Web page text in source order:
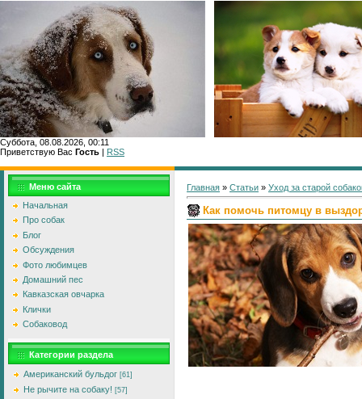
Суббота, 08.08.2026, 00:11
Приветствую Вас Гость | RSS
Меню сайта
Начальная
Про собак
Блог
Обсуждения
Фото любимцев
Домашний пес
Кавказская овчарка
Клички
Собаковод
Категории раздела
Американский бульдог [61]
Не рычите на собаку! [57]
Главная » Статьи » Уход за старой
Как помочь питомцу в